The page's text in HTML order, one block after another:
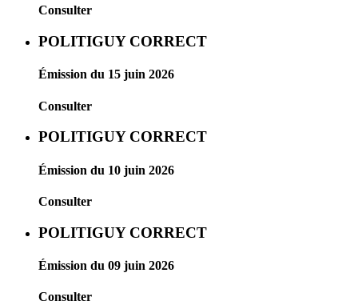
Consulter
POLITIGUY CORRECT
Émission du 15 juin 2026
Consulter
POLITIGUY CORRECT
Émission du 10 juin 2026
Consulter
POLITIGUY CORRECT
Émission du 09 juin 2026
Consulter